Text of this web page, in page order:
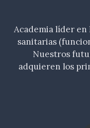
Academia líder en
sanitarias
Nuestros
adquieren los